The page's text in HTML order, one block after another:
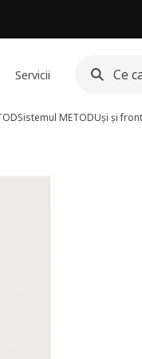
Servicii
Sistemul METODUși și